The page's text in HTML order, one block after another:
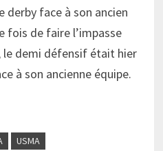
derby face à son ancien
fois de faire l’impasse
le demi défensif était hier
à son ancienne équipe.
USMA